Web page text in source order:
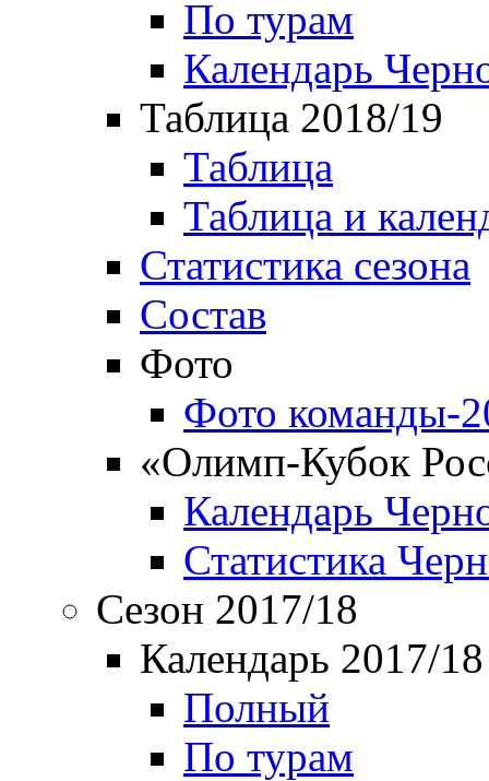
По турам
Календарь
Таблица 2018/19
Таблица
Таблица и
Статистика сезона
Состав
Фото
Фото команды-
«Олимп-Кубок
Календарь
Статистика
Сезон 2017/18
Календарь 2017/18
Полный
По турам